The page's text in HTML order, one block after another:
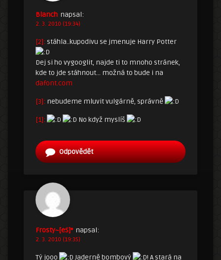
Blanch napsal:
2. 3. 2010 (19:34)
[2]: stáhla..kupodivu se jmenuje Harry Potter
Dej si ho vygooglit, najde ti to mnoho stránek,
kde to jde stáhnout… možná to bude i na
dafont.com
[3]: nebudeme mluvit vulgárně, správně
[1]: No když myslíš
Odpovědět
Frosty~[eS]* napsal:
2. 3. 2010 (19:35)
Tý jooo Jaderně bombový ! A stará na